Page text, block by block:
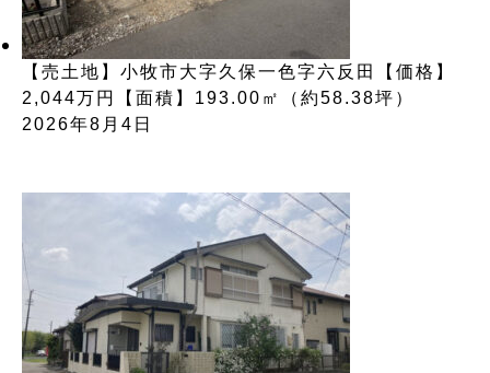
【売土地】小牧市大字久保一色字六反田【価格】
2,044万円【面積】193.00㎡（約58.38坪）
2026年8月4日